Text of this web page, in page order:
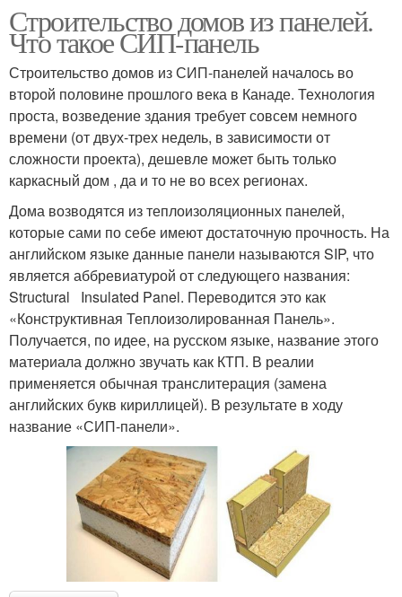
Строительство домов из панелей.
Что такое СИП-панель
Строительство домов из СИП-панелей началось во
второй половине прошлого века в Канаде. Технология
проста, возведение здания требует совсем немного
времени (от двух-трех недель, в зависимости от
сложности проекта), дешевле может быть только
каркасный дом , да и то не во всех регионах.
Дома возводятся из теплоизоляционных панелей,
которые сами по себе имеют достаточную прочность. На
английском языке данные панели называются SIP, что
является аббревиатурой от следующего названия:
Structural Insulated Panel. Переводится это как
«Конструктивная Теплоизолированная Панель».
Получается, по идее, на русском языке, название этого
материала должно звучать как КТП. В реалии
применяется обычная транслитерация (замена
английских букв кириллицей). В результате в ходу
название «СИП-панели».